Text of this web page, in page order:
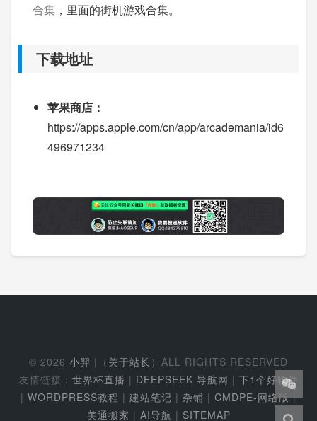
合集 ，里面的街机游戏合集。
下载地址
苹果商店：
https://apps.apple.com/cn/app/arcademania/id6
496971234
© 2026 小羿 |（ 关于站长 ）ALL RIGHTS RESERVED
友情链接： 世界杯直播 | DEEPSEEK 导航网 | 下1个好软件
| WORDPRESS教程 | 建站笔记 | 杂铺 | CMDPE-网络版|
美通搬家 | AI导航 | SITEMAP